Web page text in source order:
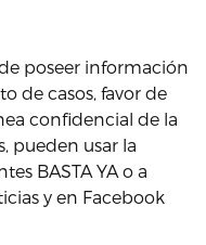
poseer información
de casos, favor de
confidencial de la
pueden usar la
BASTA YA o a
y en Facebook